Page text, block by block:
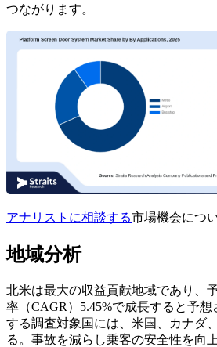
つながります。
アナリストに相談する市場機会につ
地域分析
北米は最大の収益貢献地域であり、
率（CAGR）5.45%で成長すると予想
する調査対象国には、米国、カナダ
る。事故を減らし乗客の安全性を向